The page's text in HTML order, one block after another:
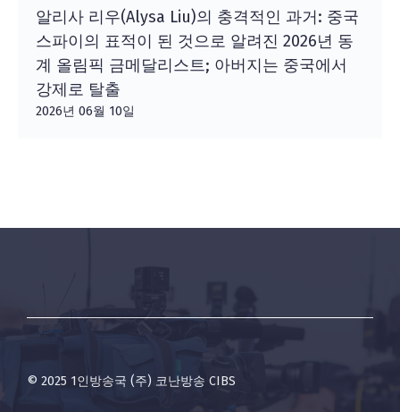
알리사 리우(Alysa Liu)의 충격적인 과거: 중국
스파이의 표적이 된 것으로 알려진 2026년 동
계 올림픽 금메달리스트; 아버지는 중국에서
강제로 탈출
2026년 06월 10일
© 2025 1인방송국 (주) 코난방송 CIBS